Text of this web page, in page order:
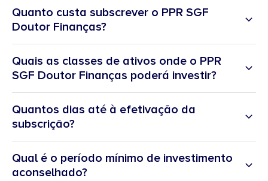
Quanto custa subscrever o PPR SGF
Doutor Finanças?
Quais as classes de ativos onde o PPR
SGF Doutor Finanças poderá investir?
Quantos dias até à efetivação da
subscrição?
Qual é o período mínimo de investimento
aconselhado?